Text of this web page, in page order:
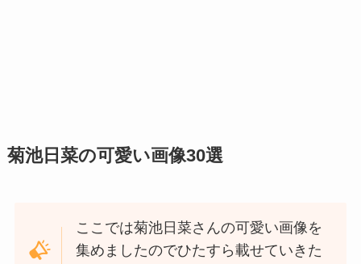
菊池日菜の可愛い画像30選
ここでは菊池日菜さんの可愛い画像を
集めましたのでひたすら載せていきた